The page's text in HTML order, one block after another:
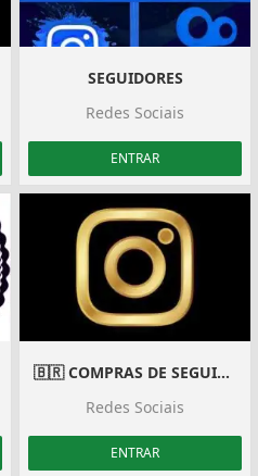
SEGUIDORES
Redes Sociais
ENTRAR
🇧🇷 COMPRAS DE SEGUIDORES 🇧🇷
Redes Sociais
ENTRAR